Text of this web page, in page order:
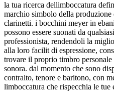
la tua ricerca dellimboccatura
marchio simbolo della produzione
clarinetti. i bocchini meyer in
possono essere suonati da
professionista, rendendoli la
alla loro facilit di espressione,
trovare il proprio timbro
sonora. dal momento che sono
contralto, tenore e baritono, con
limboccatura che rispecchia le tue